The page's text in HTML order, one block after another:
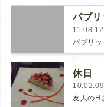
11.08.12
休日
10.02.09